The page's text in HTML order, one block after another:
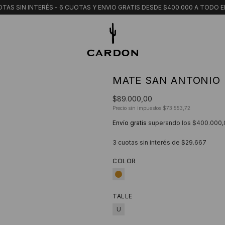
SIN INTERÉS - 6 CUOTAS Y ENVIO GRATIS DESDE $400.000 A TODO
MATE SAN ANTONIO
$89.000,00
Precio sin impuestos $73.553,72
Envío gratis superando los
3 cuotas sin interés de $29.667
COLOR
TALLE
U